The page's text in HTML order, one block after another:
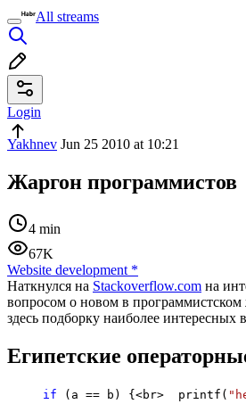
All streams
Login
Yakhnev Jun 25 2010 at 10:21
Жаргон программистов
4 min
67K
Website development *
Наткнулся на Stackoverflow.com на
вопросом о новом в
здесь подборку наиболее интересных
Египетские
if (a == b) {<br> printf(